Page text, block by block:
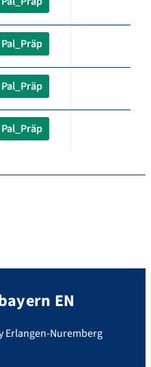
Pal_Präp
Pal_Präp
Pal_Präp
EN
Erlangen-Nuremberg